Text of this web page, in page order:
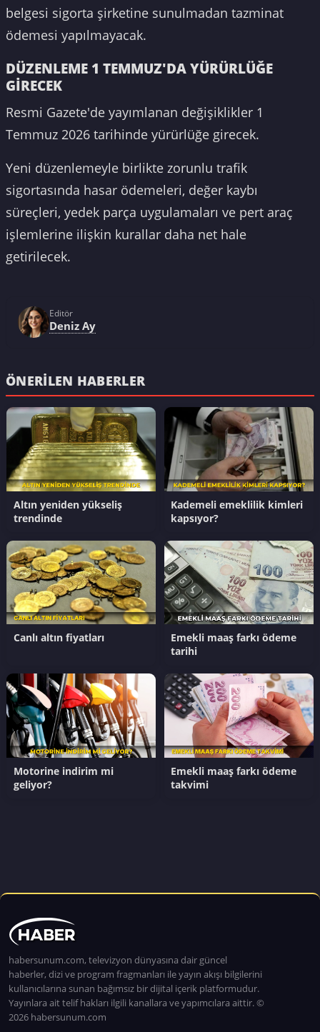
belgesi sigorta şirketine sunulmadan tazminat
ödemesi yapılmayacak.
DÜZENLEME 1 TEMMUZ'DA YÜRÜRLÜĞE
GİRECEK
Resmi Gazete'de yayımlanan değişiklikler 1
Temmuz 2026 tarihinde yürürlüğe girecek.
Yeni düzenlemeyle birlikte zorunlu trafik
sigortasında hasar ödemeleri, değer kaybı
süreçleri, yedek parça uygulamaları ve pert araç
işlemlerine ilişkin kurallar daha net hale
getirilecek.
Editör
Deniz Ay
ÖNERILEN HABERLER
Altın yeniden yükseliş
trendinde
Kademeli emeklilik kimleri
kapsıyor?
Canlı altın fiyatları
Emekli maaş farkı ödeme
tarihi
Motorine indirim mi
geliyor?
Emekli maaş farkı ödeme
takvimi
habersunum.com, televizyon dünyasına dair güncel
haberler, dizi ve program fragmanları ile yayın akışı bilgilerini
kullanıcılarına sunan bağımsız bir dijital içerik platformudur.
Yayınlara ait telif hakları ilgili kanallara ve yapımcılara aittir. ©
2026 habersunum.com